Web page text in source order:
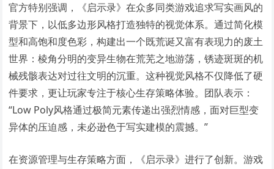
官方特别强调，《启示录》在众多同类游戏追求写实画风的
背景下，以低多边形风格打造独特的视觉体系。通过简化模
型和高饱和度色彩，构建出一个既荒诞又富有表现力的废土
世界：棱角分明的变异生物在荒芜之地游荡，锈迹斑斑的机
械残骸表达对过往文明的沉重。这种视觉风格不仅降低了硬
件要求，更让玩家专注于核心生存策略体验。团队表示：
“Low Poly风格通过极简元素传递出强烈情感，面对巨型变
异体的压迫感，未必逊色于写实建模的震撼。”
在资源管理与生存策略方面，《启示录》进行了创新。游戏